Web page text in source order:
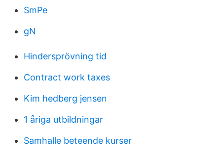
SmPe
gN
Hindersprövning tid
Contract work taxes
Kim hedberg jensen
1 åriga utbildningar
Samhalle beteende kurser